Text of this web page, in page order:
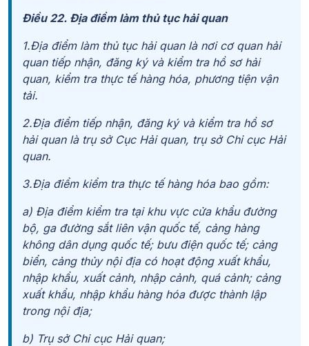
Điều 22. Địa điểm làm thủ tục hải quan
1.Địa điểm làm thủ tục hải quan là nơi cơ quan hải
quan tiếp nhận, đăng ký và kiểm tra hồ sơ hải
quan, kiểm tra thực tế hàng hóa, phương tiện vận
tải.
2.Địa điểm tiếp nhận, đăng ký và kiểm tra hồ sơ
hải quan là trụ sở Cục Hải quan, trụ sở Chi cục Hải
quan.
3.Địa điểm kiểm tra thực tế hàng hóa bao gồm:
a) Địa điểm kiểm tra tại khu vực cửa khẩu đường
bộ, ga đường sắt liên vận quốc tế, cảng hàng
không dân dụng quốc tế; bưu điện quốc tế; cảng
biển, cảng thủy nội địa có hoạt động xuất khẩu,
nhập khẩu, xuất cảnh, nhập cảnh, quá cảnh; cảng
xuất khẩu, nhập khẩu hàng hóa được thành lập
trong nội địa;
b) Trụ sở Chi cục Hải quan;